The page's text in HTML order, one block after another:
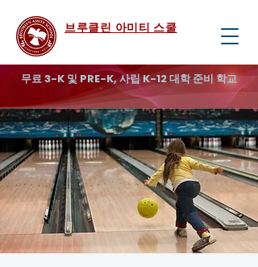
브루클린 아미티 스쿨
무료 3-K 및 PRE-K, 사립 K-12 대학 준비 학교